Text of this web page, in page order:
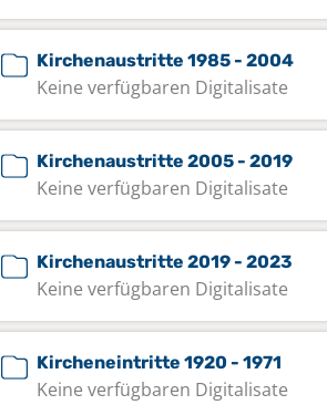
Kirchenaustritte 1985 - 2004
Keine verfügbaren Digitalisate
Kirchenaustritte 2005 - 2019
Keine verfügbaren Digitalisate
Kirchenaustritte 2019 - 2023
Keine verfügbaren Digitalisate
Kircheneintritte 1920 - 1971
Keine verfügbaren Digitalisate